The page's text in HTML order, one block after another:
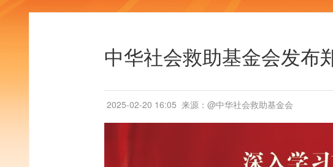
中华社会救助基金会发布
2025-02-20 16:05 来源：@中华社会救助基金会